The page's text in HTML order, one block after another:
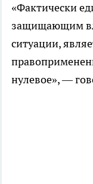
«Фактически
защищающим
ситуации,
нулевое», —